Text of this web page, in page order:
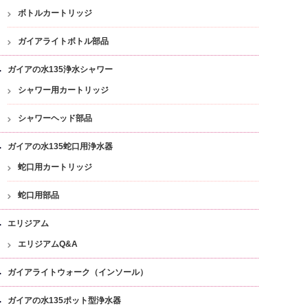
ボトルカートリッジ
ガイアライトボトル部品
ガイアの水135浄水シャワー
シャワー用カートリッジ
シャワーヘッド部品
ガイアの水135蛇口用浄水器
蛇口用カートリッジ
蛇口用部品
エリジアム
エリジアムQ&A
ガイアライトウォーク（インソール）
ガイアの水135ポット型浄水器